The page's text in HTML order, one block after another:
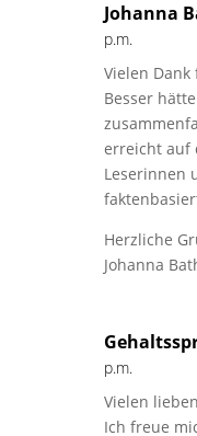
Johanna
p.m.
Vielen
Besser
erreicht auf
Leserinnen
Herzliche
Johanna
p.m.
Vielen
Ich freue